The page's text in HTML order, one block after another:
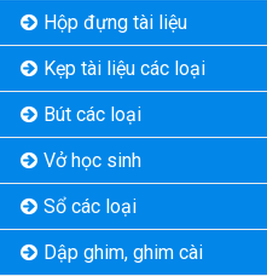
Hộp đựng tài liệu
Kẹp tài liệu các loại
Bút các loại
Vở học sinh
Sổ các loại
Dập ghim, ghim cài